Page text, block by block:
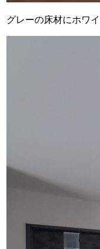
グレーの床材にホワ